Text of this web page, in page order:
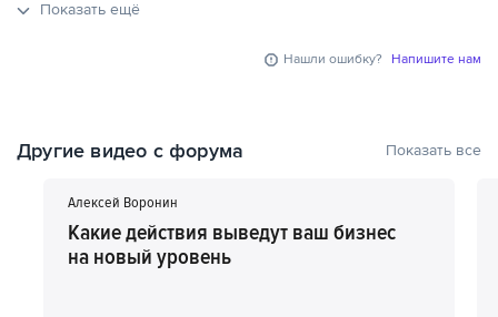
Показать ещё
Нашли ошибку? Напишите нам
Другие видео с форума Показать все
Алексей Воронин
Какие действия выведут ваш бизнес
на новый уровень